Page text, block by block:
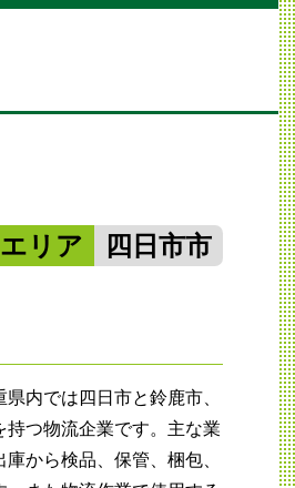
リア 四日市市
内では四日市と鈴鹿市、
つ物流企業です。主な業
から検品、保管、梱包、